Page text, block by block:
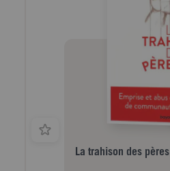
La trahison des pères